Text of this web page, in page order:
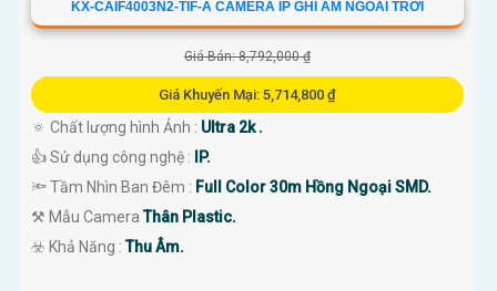
KX-CAIF4003N2-TIF-A CAMERA IP GHI ÂM NGOÀI TRỜI
Giá Bán: 8,792,000 ₫
Giá Khuyến Mại: 5,714,800 ₫
🔅 Chất lượng hình Ảnh : Ultra 2k .
👍 Sử dụng công nghệ :
IP.
🔦 Tầm Nhìn Ban Đêm : Full Color 30m Hồng Ngoại SMD.
⚒ Mẫu CameraThân Plastic.
️☣️ Khả Năng :Thu Âm.